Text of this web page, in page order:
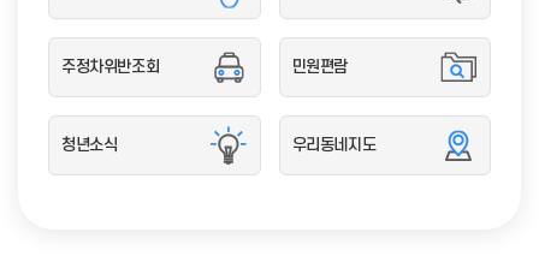
주정차위반조회 민원편람
청년소식 우리동네지도